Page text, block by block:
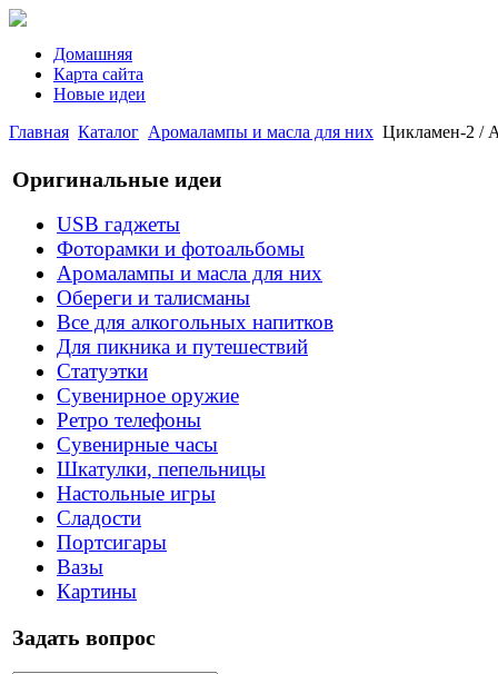
Домашняя
Карта сайта
Новые идеи
Главная Каталог Аромалампы и масла для них Цикламен-2 /
Оригинальные идеи
USB гаджеты
Фоторамки и фотоальбомы
Аромалампы и масла для них
Обереги и талисманы
Все для алкогольных напитков
Для пикника и путешествий
Статуэтки
Сувенирное оружие
Ретро телефоны
Сувенирные часы
Шкатулки, пепельницы
Настольные игры
Сладости
Портсигары
Вазы
Картины
Задать вопрос